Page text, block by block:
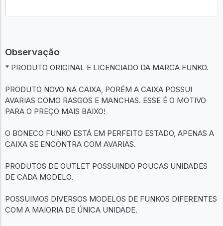
Observação
* PRODUTO ORIGINAL E LICENCIADO DA MARCA FUNKO.
PRODUTO NOVO NA CAIXA, PORÉM A CAIXA POSSUI
AVARIAS COMO RASGOS E MANCHAS. ESSE É O MOTIVO
PARA O PREÇO MAIS BAIXO!
O BONECO FUNKO ESTÁ EM PERFEITO ESTADO, APENAS A
CAIXA SE ENCONTRA COM AVARIAS.
PRODUTOS DE OUTLET POSSUINDO POUCAS UNIDADES
DE CADA MODELO.
POSSUIMOS DIVERSOS MODELOS DE FUNKOS DIFERENTES
COM A MAIORIA DE ÚNICA UNIDADE.